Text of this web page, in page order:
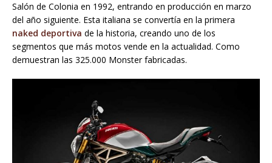
Salón de Colonia en 1992, entrando en producción en marzo
del año siguiente. Esta italiana se convertía en la primera
naked deportiva de la historia, creando uno de los
segmentos que más motos vende en la actualidad. Como
demuestran las 325.000 Monster fabricadas.